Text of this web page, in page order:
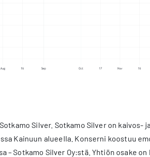
Silver. Sotkamo Silver on kaivos- ja
Kainuun alueella. Konserni koostuu
Sotkamo Silver Oy:stä. Yhtiön osake on